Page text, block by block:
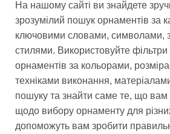
На нашому сайті ви знайдете
зрозумілий пошук орнаментів за
ключовими словами, символами,
стилями. Використовуйте
орнаментів за кольорами,
техніками виконання,
пошуку та знайти саме те, що вам
щодо вибору орнаменту для
допоможуть вам зробити